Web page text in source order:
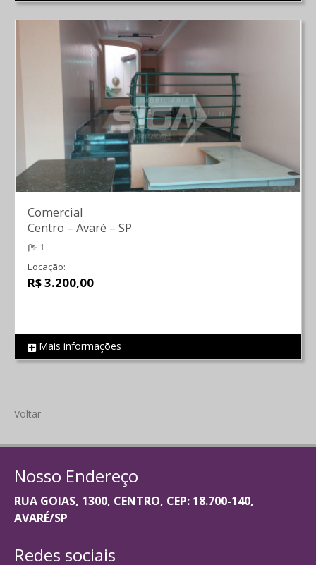
REF 2104
Comercial
Centro – Avaré – SP
1
Locação:
R$ 3.200,00
Mais informações
Voltar
Nosso Endereço
RUA GOIAS, 1300, CENTRO, CEP: 18.700-140,
AVARÉ/SP
Redes sociais